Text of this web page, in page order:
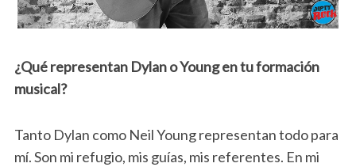
¿Qué representan Dylan o Young en tu formación
musical?
Tanto Dylan como Neil Young representan todo para
mí. Son mi refugio, mis guías, mis referentes. En mi